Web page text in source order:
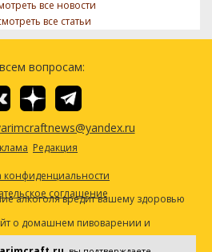
все новости
все статьи
вопросам:
Редакция
конфиденциальности
соглашение
алкоголя вредит вашему здоровью
о домашнем пивоварении и